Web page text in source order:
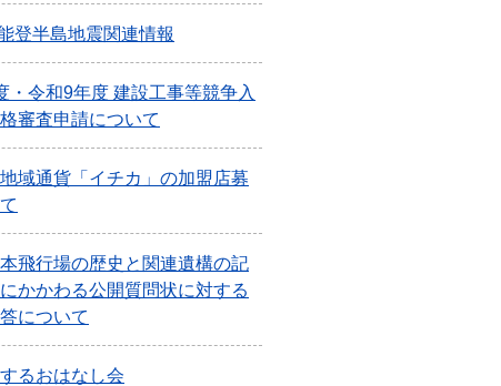
登半島地震関連情報
・令和9年度 建設工事等競争入
審査申請について
域通貨「イチカ」の加盟店募
飛行場の歴史と関連遺構の記
かかわる公開質問状に対する
について
るおはなし会